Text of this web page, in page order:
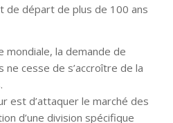
de départ de plus de 100 ans
mondiale, la demande de
cesse de s’accroître de la
est d’attaquer le marché des
d’une division spécifique